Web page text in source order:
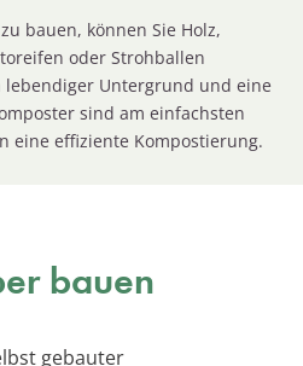
bauen, können Sie Holz,
oder Strohballen
Untergrund und eine
sind am einfachsten
eine effiziente Kompostierung.
bauen
gebauter